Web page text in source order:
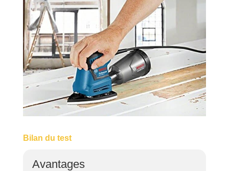
Bilan du test
Avantages